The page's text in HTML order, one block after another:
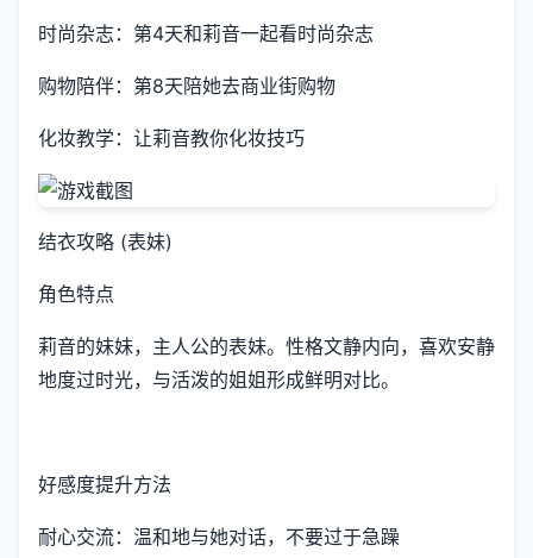
时尚杂志：第4天和莉音一起看时尚杂志
购物陪伴：第8天陪她去商业街购物
化妆教学：让莉音教你化妆技巧
结衣攻略 (表妹)
角色特点
莉音的妹妹，主人公的表妹。性格文静内向，喜欢安静
地度过时光，与活泼的姐姐形成鲜明对比。
好感度提升方法
耐心交流：温和地与她对话，不要过于急躁